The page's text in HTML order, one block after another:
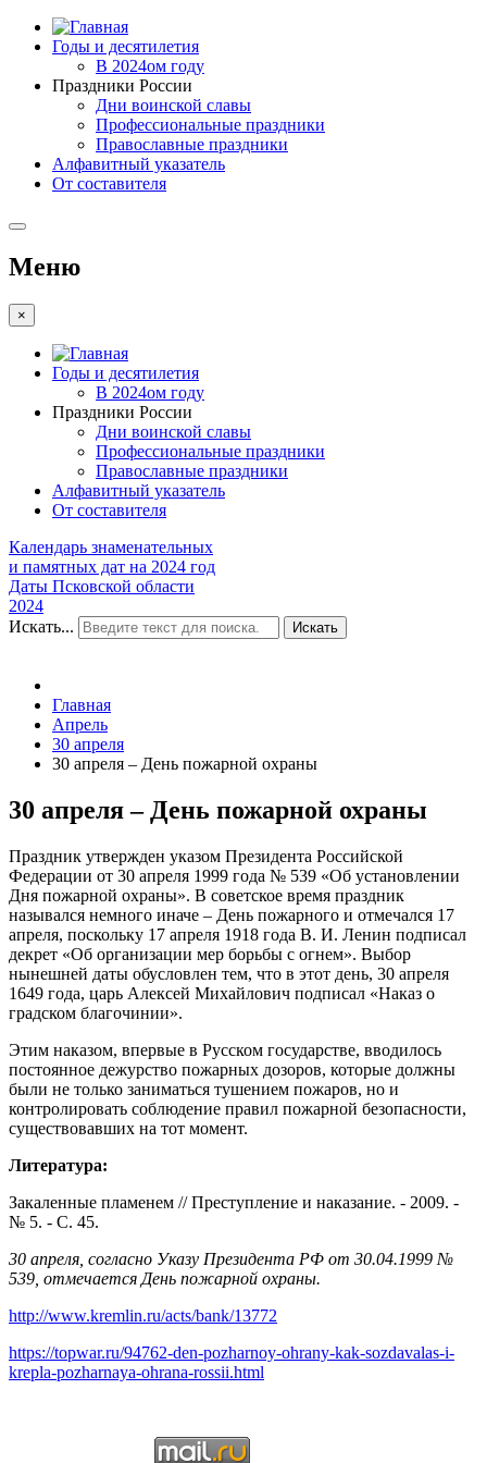
Годы и десятилетия
В 2024ом году
Праздники России
Дни воинской славы
Профессиональные праздники
Православные праздники
Алфавитный указатель
От составителя
Меню
×
Годы и десятилетия
В 2024ом году
Праздники России
Дни воинской славы
Профессиональные праздники
Православные праздники
Алфавитный указатель
От составителя
Календарь знаменательных
и памятных дат на 2024 год
Даты Псковской области
2024
Искать...
Искать
Главная
Апрель
30 апреля
30 апреля – День пожарной охраны
30 апреля – День пожарной охраны
Праздник утвержден указом Президента Российской
Федерации от 30 апреля 1999 года № 539 «Об установлении
Дня пожарной охраны». В советское время праздник
назывался немного иначе – День пожарного и отмечался 17
апреля, поскольку 17 апреля 1918 года В. И. Ленин подписал
декрет «Об организации мер борьбы с огнем». Выбор
нынешней даты обусловлен тем, что в этот день, 30 апреля
1649 года, царь Алексей Михайлович подписал «Наказ о
градском благочинии».
Этим наказом, впервые в Русском государстве, вводилось
постоянное дежурство пожарных дозоров, которые должны
были не только заниматься тушением пожаров, но и
контролировать соблюдение правил пожарной безопасности,
существовавших на тот момент.
Литература:
Закаленные пламенем // Преступление и наказание. - 2009. -
№ 5. - С. 45.
30 апреля, согласно Указу Президента РФ от 30.04.1999 №
539, отмечается День пожарной охраны.
http://www.kremlin.ru/acts/bank/13772
https://topwar.ru/94762-den-pozharnoy-ohrany-kak-sozdavalas-i-
krepla-pozharnaya-ohrana-rossii.html